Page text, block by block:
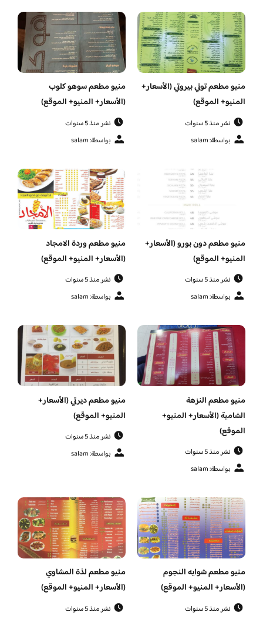
منيو مطعم توتي بيروتي (الأسعار+
المنيو+ الموقع)
نشر منذ 5 سنوات
بواسطة: salam
منيو مطعم سوهو كلوب
(الأسعار+ المنيو+ الموقع)
نشر منذ 5 سنوات
بواسطة: salam
منيو مطعم دون بورو (الأسعار+
المنيو+ الموقع)
نشر منذ 5 سنوات
بواسطة: salam
منيو مطعم وردة الامجاد
(الأسعار+ المنيو+ الموقع)
نشر منذ 5 سنوات
بواسطة: salam
منيو مطعم النزهة
الشامية (الأسعار+ المنيو+
الموقع)
نشر منذ 5 سنوات
بواسطة: salam
منيو مطعم ديرتي (الأسعار+
المنيو+ الموقع)
نشر منذ 5 سنوات
بواسطة: salam
منيو مطعم شوايه النجوم
(الأسعار+ المنيو+ الموقع)
نشر منذ 5 سنوات
منيو مطعم لذة المشاوي
(الأسعار+ المنيو+ الموقع)
نشر منذ 5 سنوات